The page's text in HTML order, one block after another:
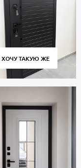
ХОЧУ ТАКУЮ ЖЕ